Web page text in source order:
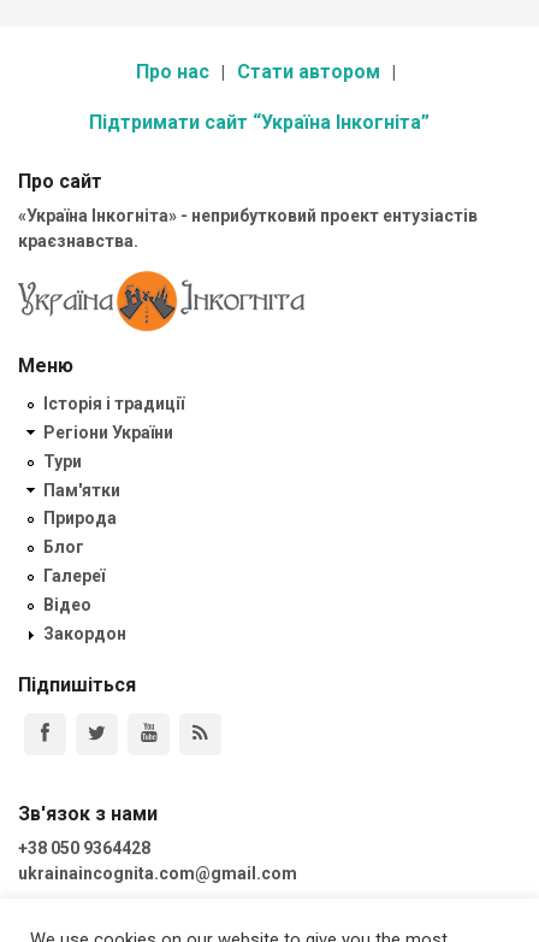
Про нас Стати автором
Підтримати сайт “Україна Інкогніта”
Про сайт
«Україна Інкогніта» - неприбутковий проект ентузіастів
краєзнавства.
Меню
Історія і традиції
Регіони України
Тури
Пам'ятки
Природа
Блог
Галереї
Відео
Закордон
Підпишіться
Зв'язок з нами
+38 050 9364428
ukrainaincognita.com@gmail.com